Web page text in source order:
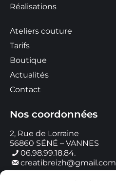
Réalisations
Ateliers couture
Tarifs
Boutique
Actualités
Contact
Nos coordonnées
2, Rue de Lorraine
56860 SÉNÉ – VANNES
06.98.99.18.84.
creatibreizh@gmail.com